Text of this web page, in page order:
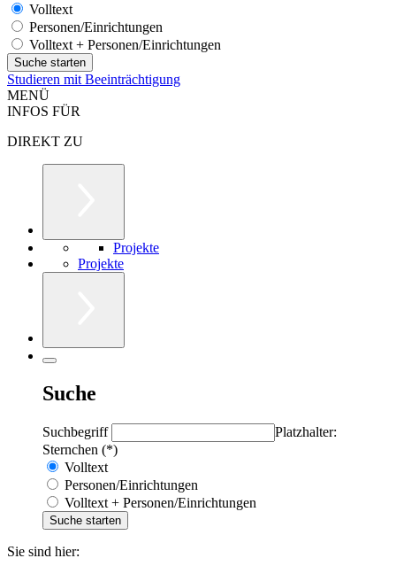
Volltext
Personen/Einrichtungen
Volltext + Personen/Einrichtungen
Studieren mit Beeinträchtigung
MENÜ
INFOS FÜR
DIREKT ZU
Projekte
Projekte
Suche
Suchbegriff
Platzhalter:
Sternchen (*)
Volltext
Personen/Einrichtungen
Volltext + Personen/Einrichtungen
Sie sind hier: